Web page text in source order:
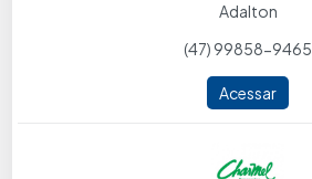
Adalton
(47) 99858-9465
Acessar